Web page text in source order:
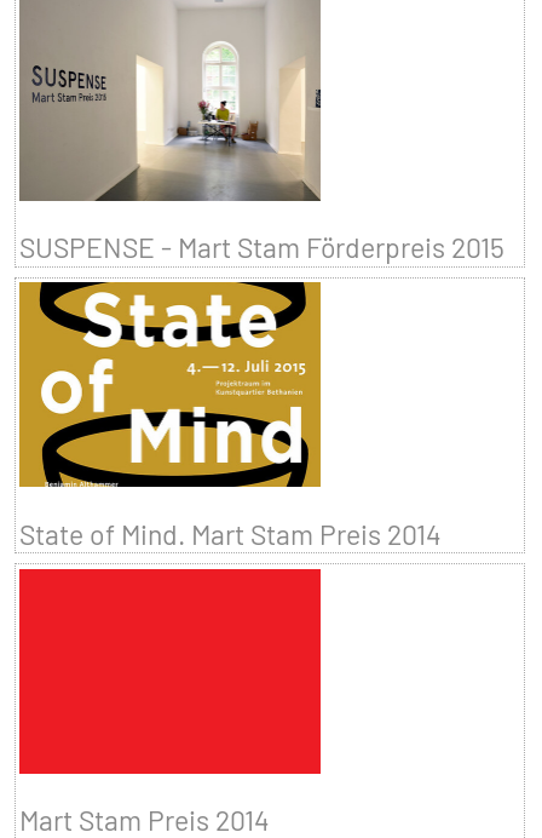
SUSPENSE - Mart Stam Förderpreis 2015
State of Mind. Mart Stam Preis 2014
Mart Stam Preis 2014